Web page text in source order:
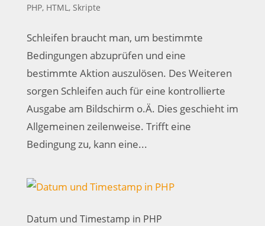
PHP, HTML, Skripte
Schleifen braucht man, um bestimmte
Bedingungen abzuprüfen und eine
bestimmte Aktion auszulösen. Des Weiteren
sorgen Schleifen auch für eine kontrollierte
Ausgabe am Bildschirm o.Ä. Dies geschieht im
Allgemeinen zeilenweise. Trifft eine
Bedingung zu, kann eine...
Datum und Timestamp in PHP